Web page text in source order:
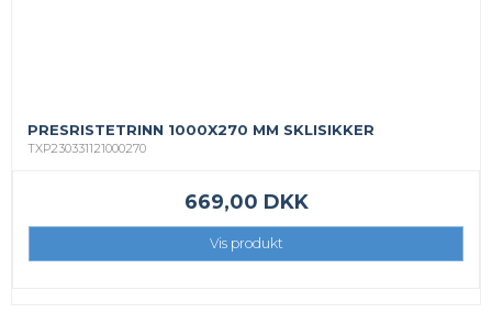
PRESRISTETRINN 1000X270 MM SKLISIKKER
TXP230331121000270
669,00 DKK
Vis produkt